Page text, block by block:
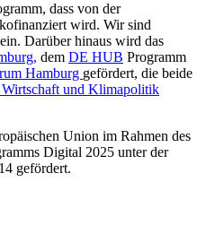
dass von der
wird. Wir sind
Darüber hinaus wird das
dem DE HUB Programm
Hamburg gefördert, die beide
und Klimapolitik
Union im Rahmen des
Digital 2025 unter der
gefördert.